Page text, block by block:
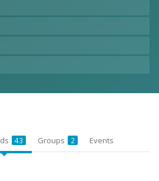
43 Groups 2 Events